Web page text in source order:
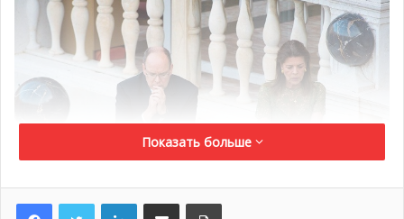
Показать больше
LinkedInПоделиться по электронной почте Распечатать